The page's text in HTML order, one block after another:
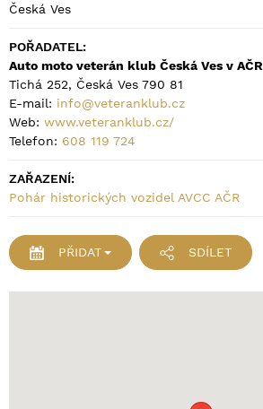
Česká Ves
POŘADATEL:
Auto moto veterán klub Česká Ves v AČR
Tichá 252, Česká Ves 790 81
E-mail: info@veteranklub.cz
Web: www.veteranklub.cz/
Telefon: 608 119 724
ZAŘAZENÍ:
Pohár historických vozidel AVCC AČR
PŘIDAT SDÍLET